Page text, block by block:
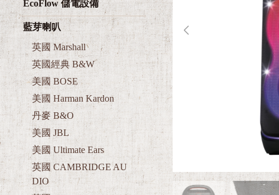
EcoFlow 儲電設備
藍芽喇叭
英國 Marshall
英國經典 B&W
美國 BOSE
美國 Harman Kardon
丹麥 B&O
美國 JBL
美國 Ultimate Ears
英國 CAMBRIDGE AU
DIO